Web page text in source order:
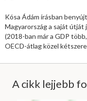
Kósa Ádám írásban
Magyarország a saját
(2018-ban már a GDP
OECD-átlag közel
A cikk lejjebb